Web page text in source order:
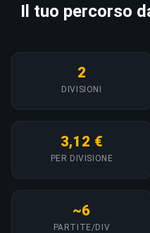
Il tuo percorso
2
DIVISIONI
3,12 €
PER DIVISIONE
~6
PARTITE/DIV